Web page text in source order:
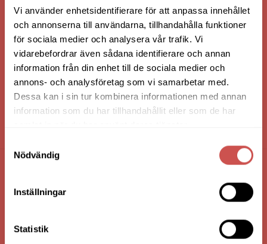
Vi använder enhetsidentifierare för att anpassa innehållet
och annonserna till användarna, tillhandahålla funktioner
för sociala medier och analysera vår trafik. Vi
vidarebefordrar även sådana identifierare och annan
information från din enhet till de sociala medier och
annons- och analysföretag som vi samarbetar med.
Dessa kan i sin tur kombinera informationen med annan
information som du har tillhandahållit eller som de har
Nödvändig
Inställningar
Statistik
363 44 Lammhult